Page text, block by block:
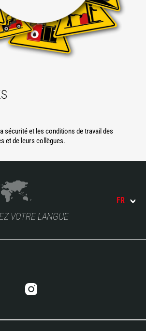
sécurité et les conditions de travail des
et de leurs collègues.
VOTRE LANGUE
FR